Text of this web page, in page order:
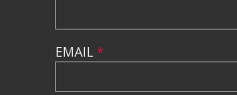
EMAIL*